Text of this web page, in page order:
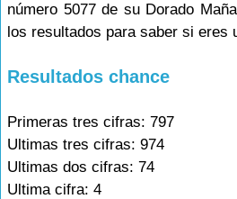
número 5077 de su Dorado
los resultados para saber si eres
Resultados chance
Primeras tres cifras: 797
Ultimas tres cifras: 974
Ultimas dos cifras: 74
Ultima cifra: 4